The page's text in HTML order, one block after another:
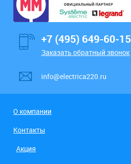
+7 (495) 649-60-15
Заказать обратный звонок
info@electrica220.ru
О компании
Контакты
Акция